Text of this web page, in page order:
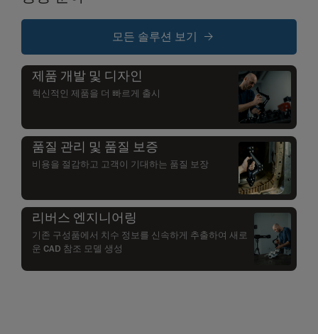
모든 솔루션 보기
제품 개발 및 디자인
혁신적인 제품을 더 빠르게 출시
품질 관리 및 품질 보증
비용을 절감하고 고객이 기대하는 품질 보장
리버스 엔지니어링
기존 구성품에서 치수 정보를 신속하게 추출하여 새로
운 CAD 참조 모델 생성